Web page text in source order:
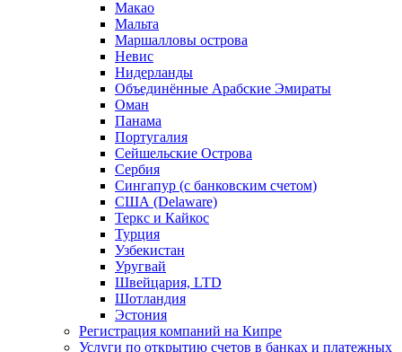
Макао
Мальта
Маршалловы острова
Нeвис
Нидерланды
Объединённые Арабские Эмираты
Оман
Панама
Португалия
Сейшельские Острова
Сербия
Сингапур (c банковским счетом)
США (Delaware)
Теркс и Кайкос
Турция
Узбекистан
Уругвай
Швейцария, LTD
Шотландия
Эстония
Регистрация компаний на Кипре
Услуги по открытию счетов в банках и платежных